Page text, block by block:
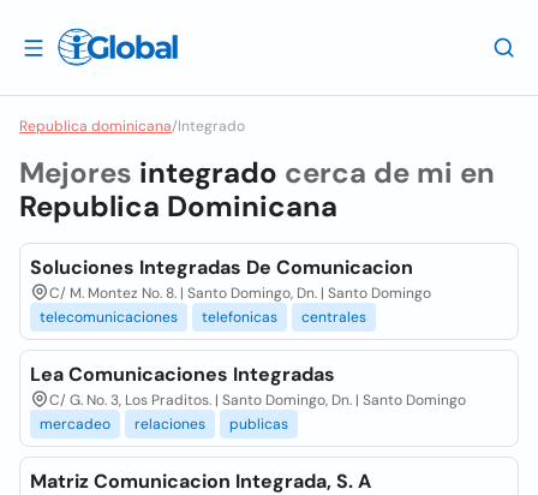
Republica dominicana/Integrado
Mejores integrado cerca de mi en
Republica Dominicana
Soluciones Integradas De Comunicacion
C/ M. Montez No. 8. | Santo Domingo, Dn. | Santo Domingo
telecomunicaciones
telefonicas centrales
Lea Comunicaciones Integradas
C/ G. No. 3, Los Praditos. | Santo Domingo, Dn. | Santo Domingo
mercadeo
relaciones publicas
Matriz Comunicacion Integrada, S. A